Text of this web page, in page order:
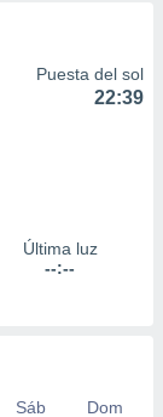
Puesta del sol
22:39
Última luz
--:--
Sáb
Dom